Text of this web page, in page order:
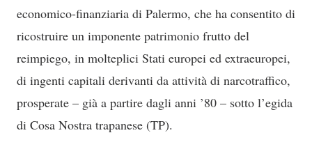
economico-finanziaria di Palermo, che ha consentito di
ricostruire un imponente patrimonio frutto del
reimpiego, in molteplici Stati europei ed extraeuropei,
di ingenti capitali derivanti da attività di narcotraffico,
prosperate – già a partire dagli anni ’80 – sotto l’egida
di Cosa Nostra trapanese (TP).